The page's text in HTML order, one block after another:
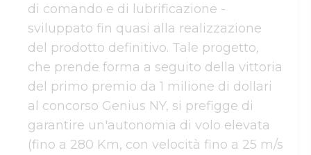
di comando e di lubrificazione -
sviluppato fin quasi alla realizzazione
del prodotto definitivo. Tale progetto,
che prende forma a seguito della vittoria
del primo premio da 1 milione di dollari
al concorso Genius NY, si prefigge di
garantire un'autonomia di volo elevata
(fino a 280 Km, con velocità fino a 25 m/s